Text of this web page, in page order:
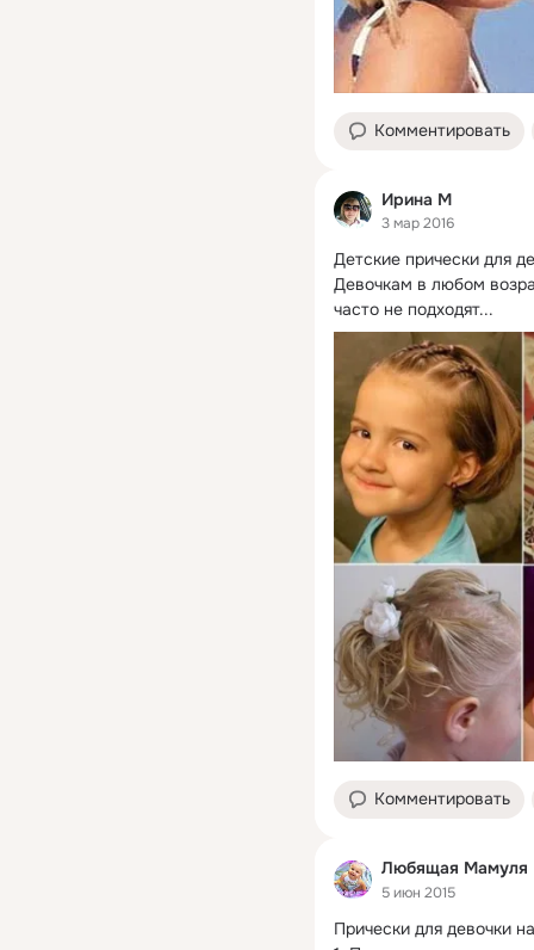
Комментировать
Ирина М
3 мар 2016
Детские прически для
Девочкам в любом
часто не подходят...
Комментировать
Любящая Мамуля
5 июн 2015
Прически для девочки